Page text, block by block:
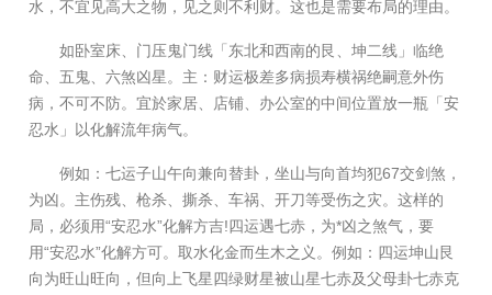
水，不宜见高大之物，见之则不利财。这也是需要布局的理由。
如卧室床、门压鬼门线「东北和西南的艮、坤二线」临绝
命、五鬼、六煞凶星。主：财运极差多病损寿横祸绝嗣意外伤
病，不可不防。宜於家居、店铺、办公室的中间位置放一瓶「安
忍水」以化解流年病气。
例如：七运子山午向兼向替卦，坐山与向首均犯67交剑煞，
为凶。主伤残、枪杀、撕杀、车祸、开刀等受伤之灾。这样的
局，必须用“安忍水”化解方吉!四运遇七赤，为*凶之煞气，要
用“安忍水”化解方可。取水化金而生木之义。例如：四运坤山艮
向为旺山旺向，但向上飞星四绿财星被山星七赤及父母卦七赤克